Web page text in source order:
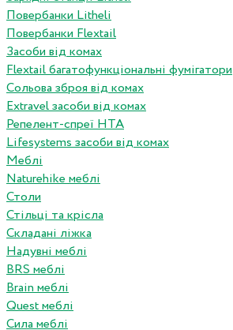
Повербанки Litheli
Повербанки Flextail
Засоби від комах
Flextail багатофункціональні фумігатори
Сольова зброя від комах
Extravel засоби від комах
Репелент-спреї HTA
Lifesystems засоби від комах
Меблі
Naturehike меблі
Столи
Стільці та крісла
Складані ліжка
Надувні меблі
BRS меблі
Brain меблі
Quest меблі
Сила меблі